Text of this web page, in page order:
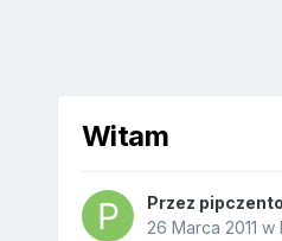
Witam
Przez
26 Marca 2011 w